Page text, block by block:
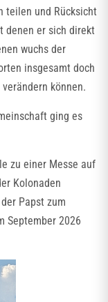
teilen und Rücksicht
denen er sich direkt
wuchs der
insgesamt doch
können.
ging es
zu einer Messe auf
Kolonaden
Papst zum
September 2026